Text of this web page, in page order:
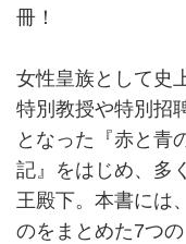
冊！
女性皇族として史
特別教授や特別招
となった『赤と
記』をはじめ、多
王殿下。本書には
のをまとめた7つ